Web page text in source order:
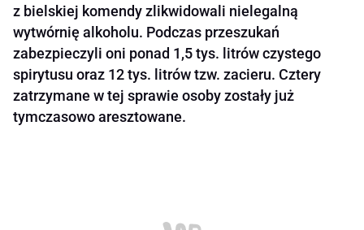
z bielskiej komendy zlikwidowali nielegalną
wytwórnię alkoholu. Podczas przeszukań
zabezpieczyli oni ponad 1,5 tys. litrów czystego
spirytusu oraz 12 tys. litrów tzw. zacieru. Cztery
zatrzymane w tej sprawie osoby zostały już
tymczasowo aresztowane.